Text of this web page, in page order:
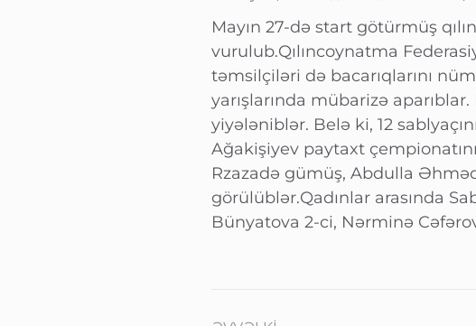
Mayın 27-də start götürmüş
vurulub.Qılıncoynatma
təmsilçiləri də bacarıqlarını
yarışlarında mübarizə
yiyələniblər. Belə ki, 12
Ağakişiyev paytaxt
Rzazadə gümüş, Abdulla
görülüblər.Qadınlar arasında
Bünyatova 2-ci, Nərminə